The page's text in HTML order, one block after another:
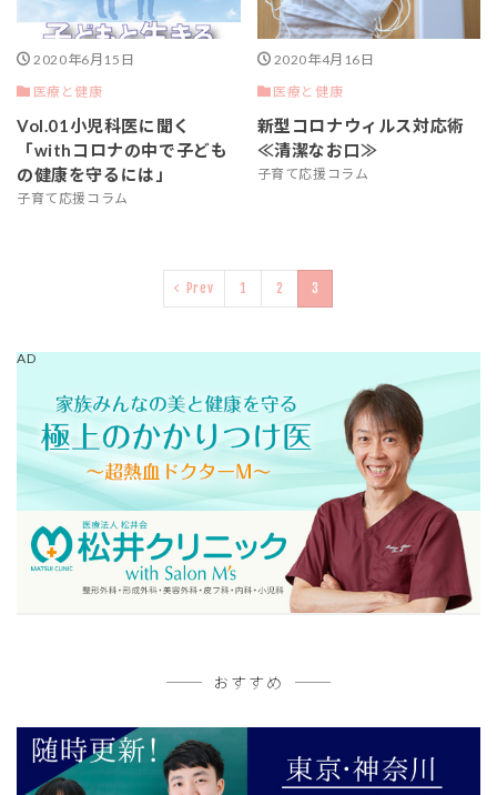
2020年6月15日
医療と健康
Vol.01小児科医に聞く
「withコロナの中で子ども
の健康を守るには」
子育て応援コラム
2020年4月16日
医療と健康
新型コロナウィルス対応術
≪清潔なお口≫
子育て応援コラム
Prev 1 2 3
AD
おすすめ